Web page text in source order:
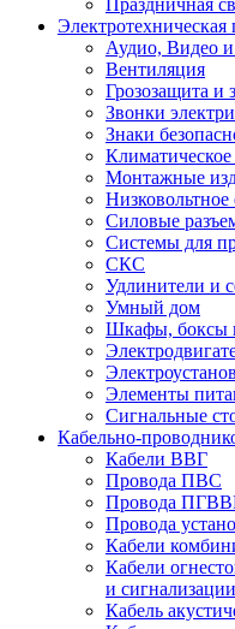
Праздничная
Электротехническая
Аудио, Видео
Вентиляция
Грозозащита и
Звонки
Знаки
Монтажные
Силовые
Системы для
СКС
Удлинители и
Умный дом
Шкафы, боксы
Элементы
Сигнальные
Кабельно-
Кабели ВВГ
Провода ПВС
Провода
Провода
Кабели
Кабели
и сигнализации
Кабель